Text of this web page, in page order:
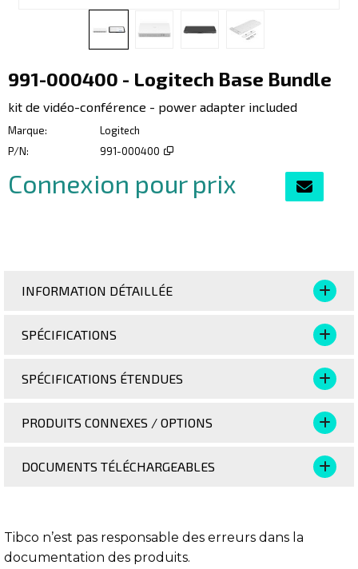
991-000400 - Logitech Base Bundle
kit de vidéo-conférence - power adapter included
Marque
Logitech
P/N
991-000400
Connexion pour prix Ajouter au
INFORMATION DÉTAILLÉE
SPÉCIFICATIONS
SPÉCIFICATIONS ÉTENDUES
PRODUITS CONNEXES / OPTIONS
DOCUMENTS TÉLÉCHARGEABLES
Tibco n’est pas responsable des erreurs dans la
documentation des produits.